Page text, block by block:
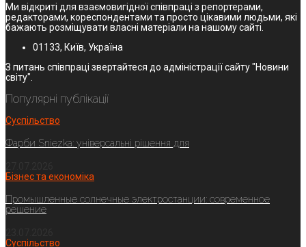
Ми відкриті для взаємовигідної співпраці з репортерами,
редакторами, кореспондентами та просто цікавими людьми, які
бажають розміщувати власні матеріали на нашому сайті.
01133, Київ, Україна
З питань співпраці звертайтеся до адміністрації сайту "Новини
світу".
Популярні публікації
Суспільство
Фарби Sniezka: універсальні рішення для
Бізнес та економіка
Промышленные солнечные электростанции: современное
решение
Суспільство